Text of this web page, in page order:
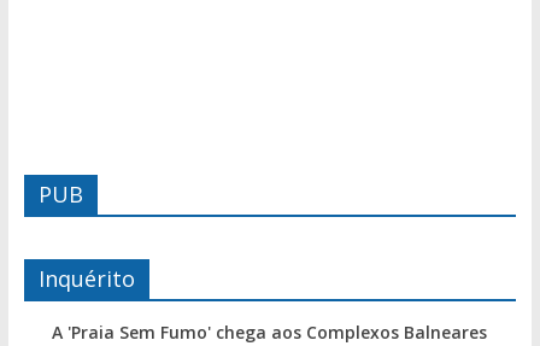
PUB
Inquérito
A 'Praia Sem Fumo' chega aos Complexos Balneares